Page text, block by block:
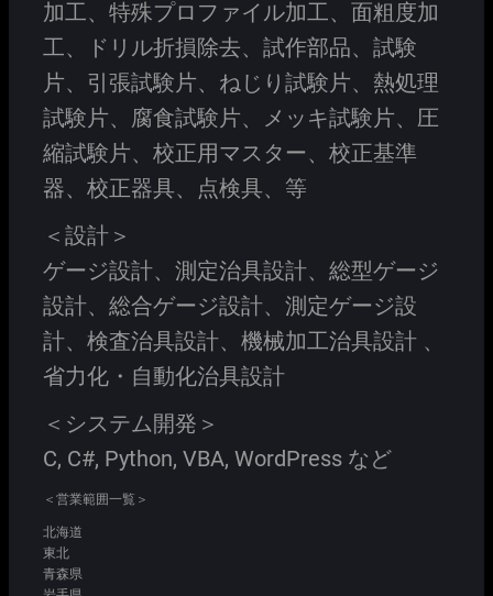
加工、特殊プロファイル加工、面粗度加
工、ドリル折損除去、試作部品、試験
片、引張試験片、ねじり試験片、熱処理
試験片、腐食試験片、メッキ試験片、圧
縮試験片、校正用マスター、校正基準
器、校正器具、点検具、等
＜設計＞
ゲージ設計、測定治具設計、総型ゲージ
設計、総合ゲージ設計、測定ゲージ設
計、検査治具設計、機械加工治具設計 、
省力化・自動化治具設計
＜システム開発＞
C, C#, Python, VBA, WordPress など
＜営業範囲一覧＞
北海道
東北
青森県